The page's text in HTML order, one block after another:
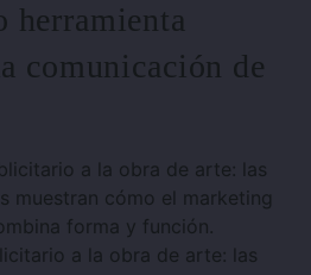
herramienta
comunicación de
a la obra de arte: las